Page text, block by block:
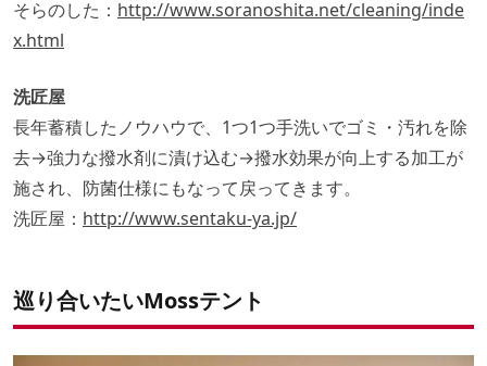
そらのした： http://www.soranoshita.net/cleaning/inde
x.html
洗匠屋
長年蓄積したノウハウで、1つ1つ手洗いでゴミ・汚れを除
去→強力な撥水剤に漬け込む→撥水効果が向上する加工が
施され、防菌仕様にもなって戻ってきます。
洗匠屋： http://www.sentaku-ya.jp/
巡り合いたいMossテント